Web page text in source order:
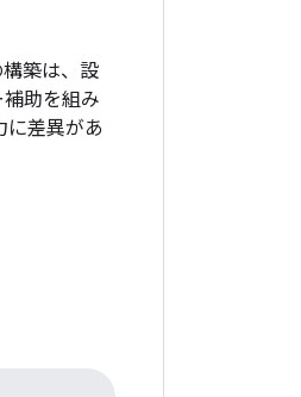
築は、設
助を組み
に差異があ